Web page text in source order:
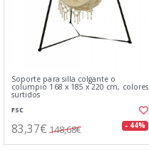
Soporte para silla colgante o
columpio 168 x 185 x 220 cm, colores
surtidos
FSC
83,37€ 148,68€ - 44%